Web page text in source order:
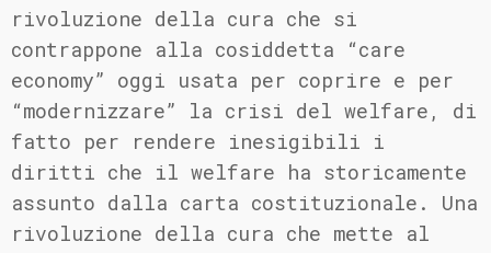
rivoluzione della cura che si
contrappone alla cosiddetta “care
economy” oggi usata per coprire e per
“modernizzare” la crisi del welfare, di
fatto per rendere inesigibili i
diritti che il welfare ha storicamente
assunto dalla carta costituzionale. Una
rivoluzione della cura che mette al